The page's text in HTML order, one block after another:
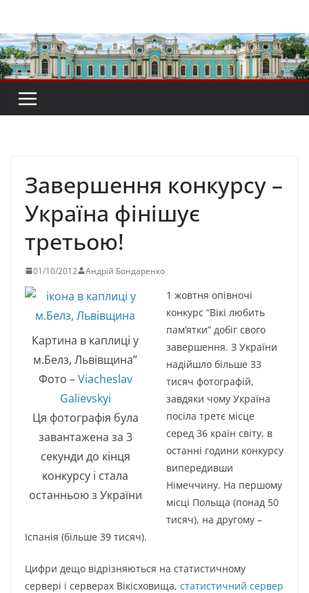
вмісту
Завершення конкурсу –
Україна фінішує
третьою!
01/10/2012 Андрій Бондаренко
Картина в каплиці у
м.Белз, Львівщина”
Фото –Viacheslav
Galievskyi
Ця фотографія була
завантажена за 3
секунди до кінця
конкурсу і стала
останньою з України
1 жовтня опівночі
конкурс “Вікі любить
пам’ятки” добіг свого
завершення. З України
надійшло більше 33
тисяч фотографій,
завдяки чому Україна
посіла третє місце
серед 36 країн світу, в
останні години конкурсу
випередивши
Німеччину. На першому
місці Польща (понад 50
тисяч), на другому –
Іспанія (більше 39 тисяч).
Цифри дещо відрізняються на статистичному
сервері і серверах Вікісховища, статистичний сервер